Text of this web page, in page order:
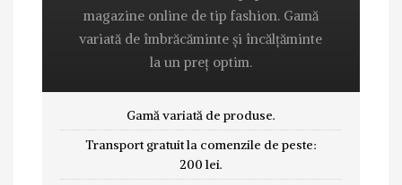
magazine online de tip fashion. Gamă
variată de îmbrăcăminte și încălțăminte
la un preț optim.
Gamă variată de produse.
Transport gratuit la comenzile de peste:
200 lei.